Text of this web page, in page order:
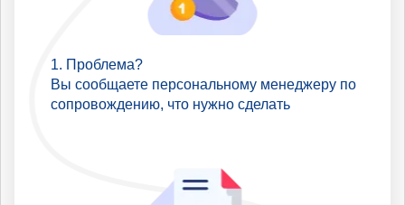
Проблема?
Вы сообщаете персональному менеджеру по
сопровождению, что нужно сделать